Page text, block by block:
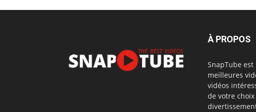
À PROPOS
SnapTube
meilleures
vidéos
de votre